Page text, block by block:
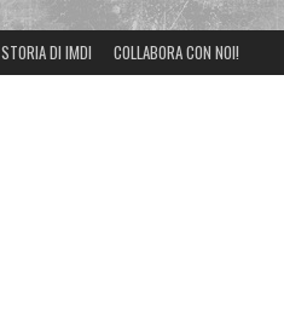
STORIA DI IMDI COLLABORA CON NOI!